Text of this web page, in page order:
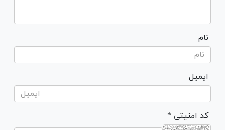
نام
ایمیل
* کد امنیتی